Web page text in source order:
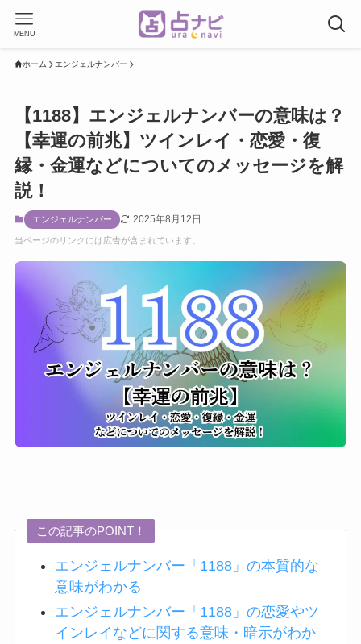
MENU
ホーム エンジェルナンバー
【1188】エンジェルナンバーの意味は？
【幸運の前兆】ツインレイ・恋愛・復
縁・金運などについてのメッセージを解
説！
エンジェルナンバー 2025年8月12日
当ページのリンクには広告が含まれています。
この記事のPOINT！
エンジェルナンバー「1188」の本質的な
意味がわかる
エンジェルナンバー「1188」の恋愛やツ
インレイなどに関する意味・暗示がわか